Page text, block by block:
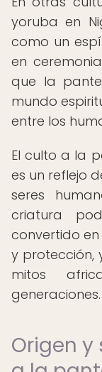
yoruba en
como un
en
que la
mundo
entre los
El culto a la
es un reflejo
seres
criatura
convertido
y protección,
mitos
generaciones.
Origen